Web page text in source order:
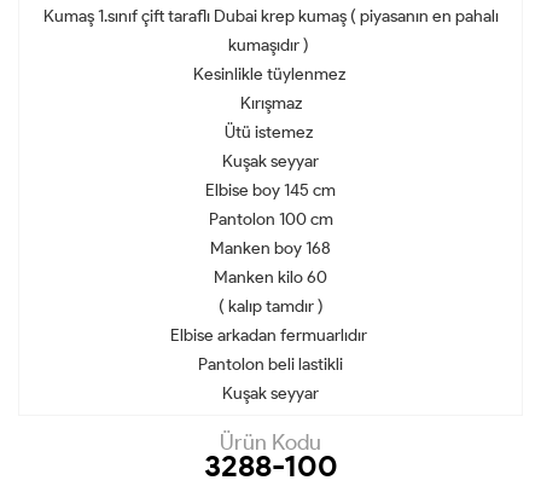
Kumaş 1.sınıf çift taraflı Dubai krep kumaş ( piyasanın en pahalı
kumaşıdır )
Kesinlikle tüylenmez
Kırışmaz
Ütü istemez
Kuşak seyyar
Elbise boy 145 cm
Pantolon 100 cm
Manken boy 168
Manken kilo 60
( kalıp tamdır )
Elbise arkadan fermuarlıdır
Pantolon beli lastikli
Kuşak seyyar
Ürün Kodu
3288-100